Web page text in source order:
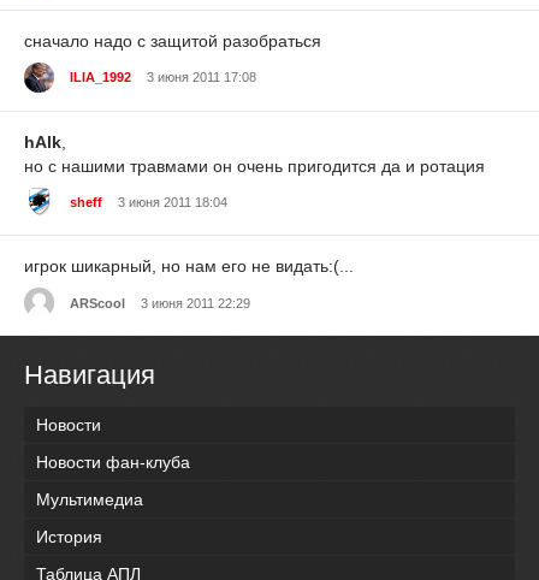
сначало надо с защитой разобраться
ILIA_1992 3 июня 2011 17:08
hAlk
но с нашими травмами он очень пригодится да и ротация
sheff 3 июня 2011 18:04
игрок шикарный, но нам его не видать:(...
ARScool 3 июня 2011 22:29
Навигация
Новости
Новости фан-клуба
Мультимедиа
История
Таблица АПЛ